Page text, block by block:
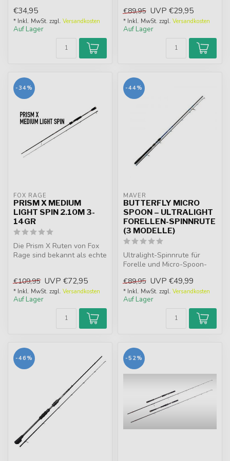
€34,95
* Inkl. MwSt. zzgl. Versandkosten
Auf Lager
€89,95 UVP €29,95
* Inkl. MwSt. zzgl. Versandkosten
Auf Lager
-34%
FOX RAGE
PRISM X MEDIUM
LIGHT SPIN 2.10M 3-
14GR
Die Prism X Ruten von Fox
Rage sind bekannt als echte
€109,95 UVP €72,95
* Inkl. MwSt. zzgl. Versandkosten
Auf Lager
-44%
MAVER
BUTTERFLY MICRO
SPOON – ULTRALIGHT
FORELLEN-SPINNRUTE
(3 MODELLE)
Ultralight-Spinnrute für
Forelle und Micro-Spoon-
Spitz...
€89,95 UVP €49,99
* Inkl. MwSt. zzgl. Versandkosten
Auf Lager
-46% -52%